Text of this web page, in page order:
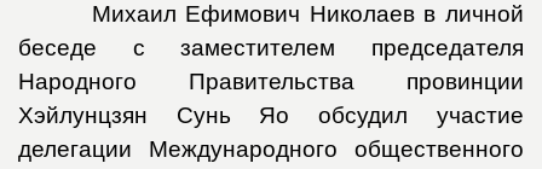
Михаил Ефимович Николаев в личной
беседе с заместителем председателя
Народного Правительства провинции
Хэйлунцзян Сунь Яо обсудил участие
делегации Международного общественного